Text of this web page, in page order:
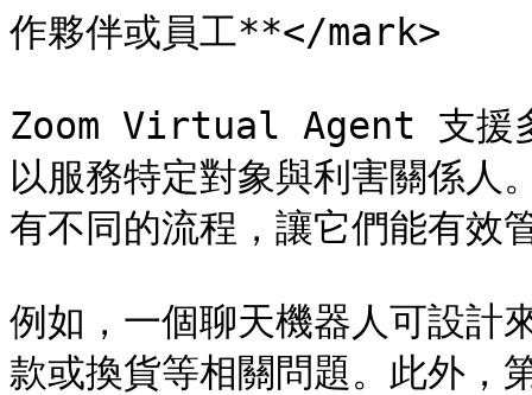
作夥伴或員工**</mark>
Zoom Virtual Agent 支援多
以服務特定對象與利害關係人
有不同的流程，讓它們能有效
例如，一個聊天機器人可設計
款或換貨等相關問題。此外，